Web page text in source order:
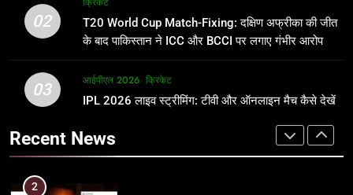
उम्र, परिवार, करियर और शादी से जुड़ी हर
जानकारी
क्रिकेट
2
T20 World Cup Match-Fixing: दक्षिण
3
02
T20 World Cup Match-Fixing: दक्षिण अफ्रीका की जीत
के बाद पाकिस्तान ने ICC और BCCI पर लगाए गंभीर आरोप
03 आईपीएल 2026 क्रिकेट
IPL 2026 लाइव स्ट्रीमिंग: टीवी और ऑनलाइन मैच कैसे देखें
Recent News
फाइनल में हो सकती है महा-भिड़ंत, जानें पूरा
समीकरण
T20 वर्ल्ड कप 2026
1
अर्जुन तेंदुलकर की पत्नी सानिया चंडोक:
उम्र, परिवार, करियर और शादी से जुड़ी हर
2